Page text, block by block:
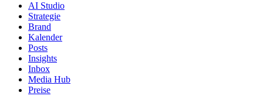
AI Studio
Strategie
Brand
Kalender
Posts
Insights
Inbox
Media Hub
Preise